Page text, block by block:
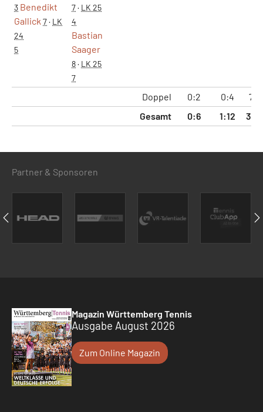
3 Benedikt
Gallick 7· LK
24
5
7· LK 25
4
Bastian
Saager
8· LK 25
7
Doppel 0:2 0:4
Gesamt
0:6 1:12
Partner & Sponsoren
Magazin Württemberg Tennis
Ausgabe August 2026
Zum Online Magazin